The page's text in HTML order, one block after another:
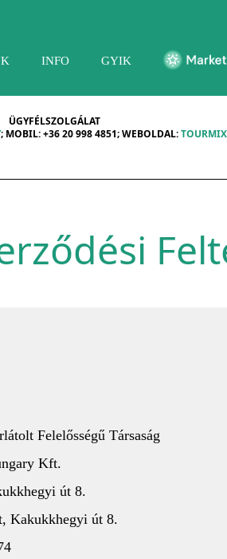
INFO GYIK
ÜGYFÉLSZOLGÁLAT
; MOBIL: +36 20 998 4851; WEBOLDAL:
Felelősségű Társaság
Kft.
út 8.
Kakukkhegyi út 8.